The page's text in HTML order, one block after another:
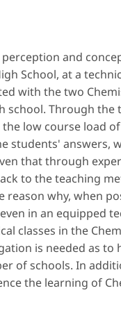
and
School, at a
with the two
Through the
low course load
students'
that through
to the teaching
why, when
in an equipped
classes in the
is needed as
of schools. In
the learning of